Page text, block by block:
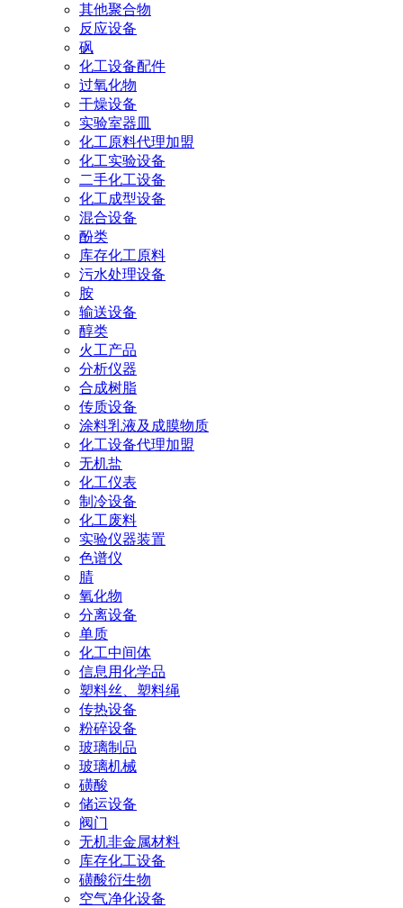
其他聚合物
反应设备
砜
化工设备配件
过氧化物
干燥设备
实验室器皿
化工原料代理加盟
化工实验设备
二手化工设备
化工成型设备
混合设备
酚类
库存化工原料
污水处理设备
胺
输送设备
醇类
火工产品
分析仪器
合成树脂
传质设备
涂料乳液及成膜物质
化工设备代理加盟
无机盐
化工仪表
制冷设备
化工废料
实验仪器装置
色谱仪
腈
氧化物
分离设备
单质
化工中间体
信息用化学品
塑料丝、塑料绳
传热设备
粉碎设备
玻璃制品
玻璃机械
磺酸
储运设备
阀门
无机非金属材料
库存化工设备
磺酸衍生物
空气净化设备